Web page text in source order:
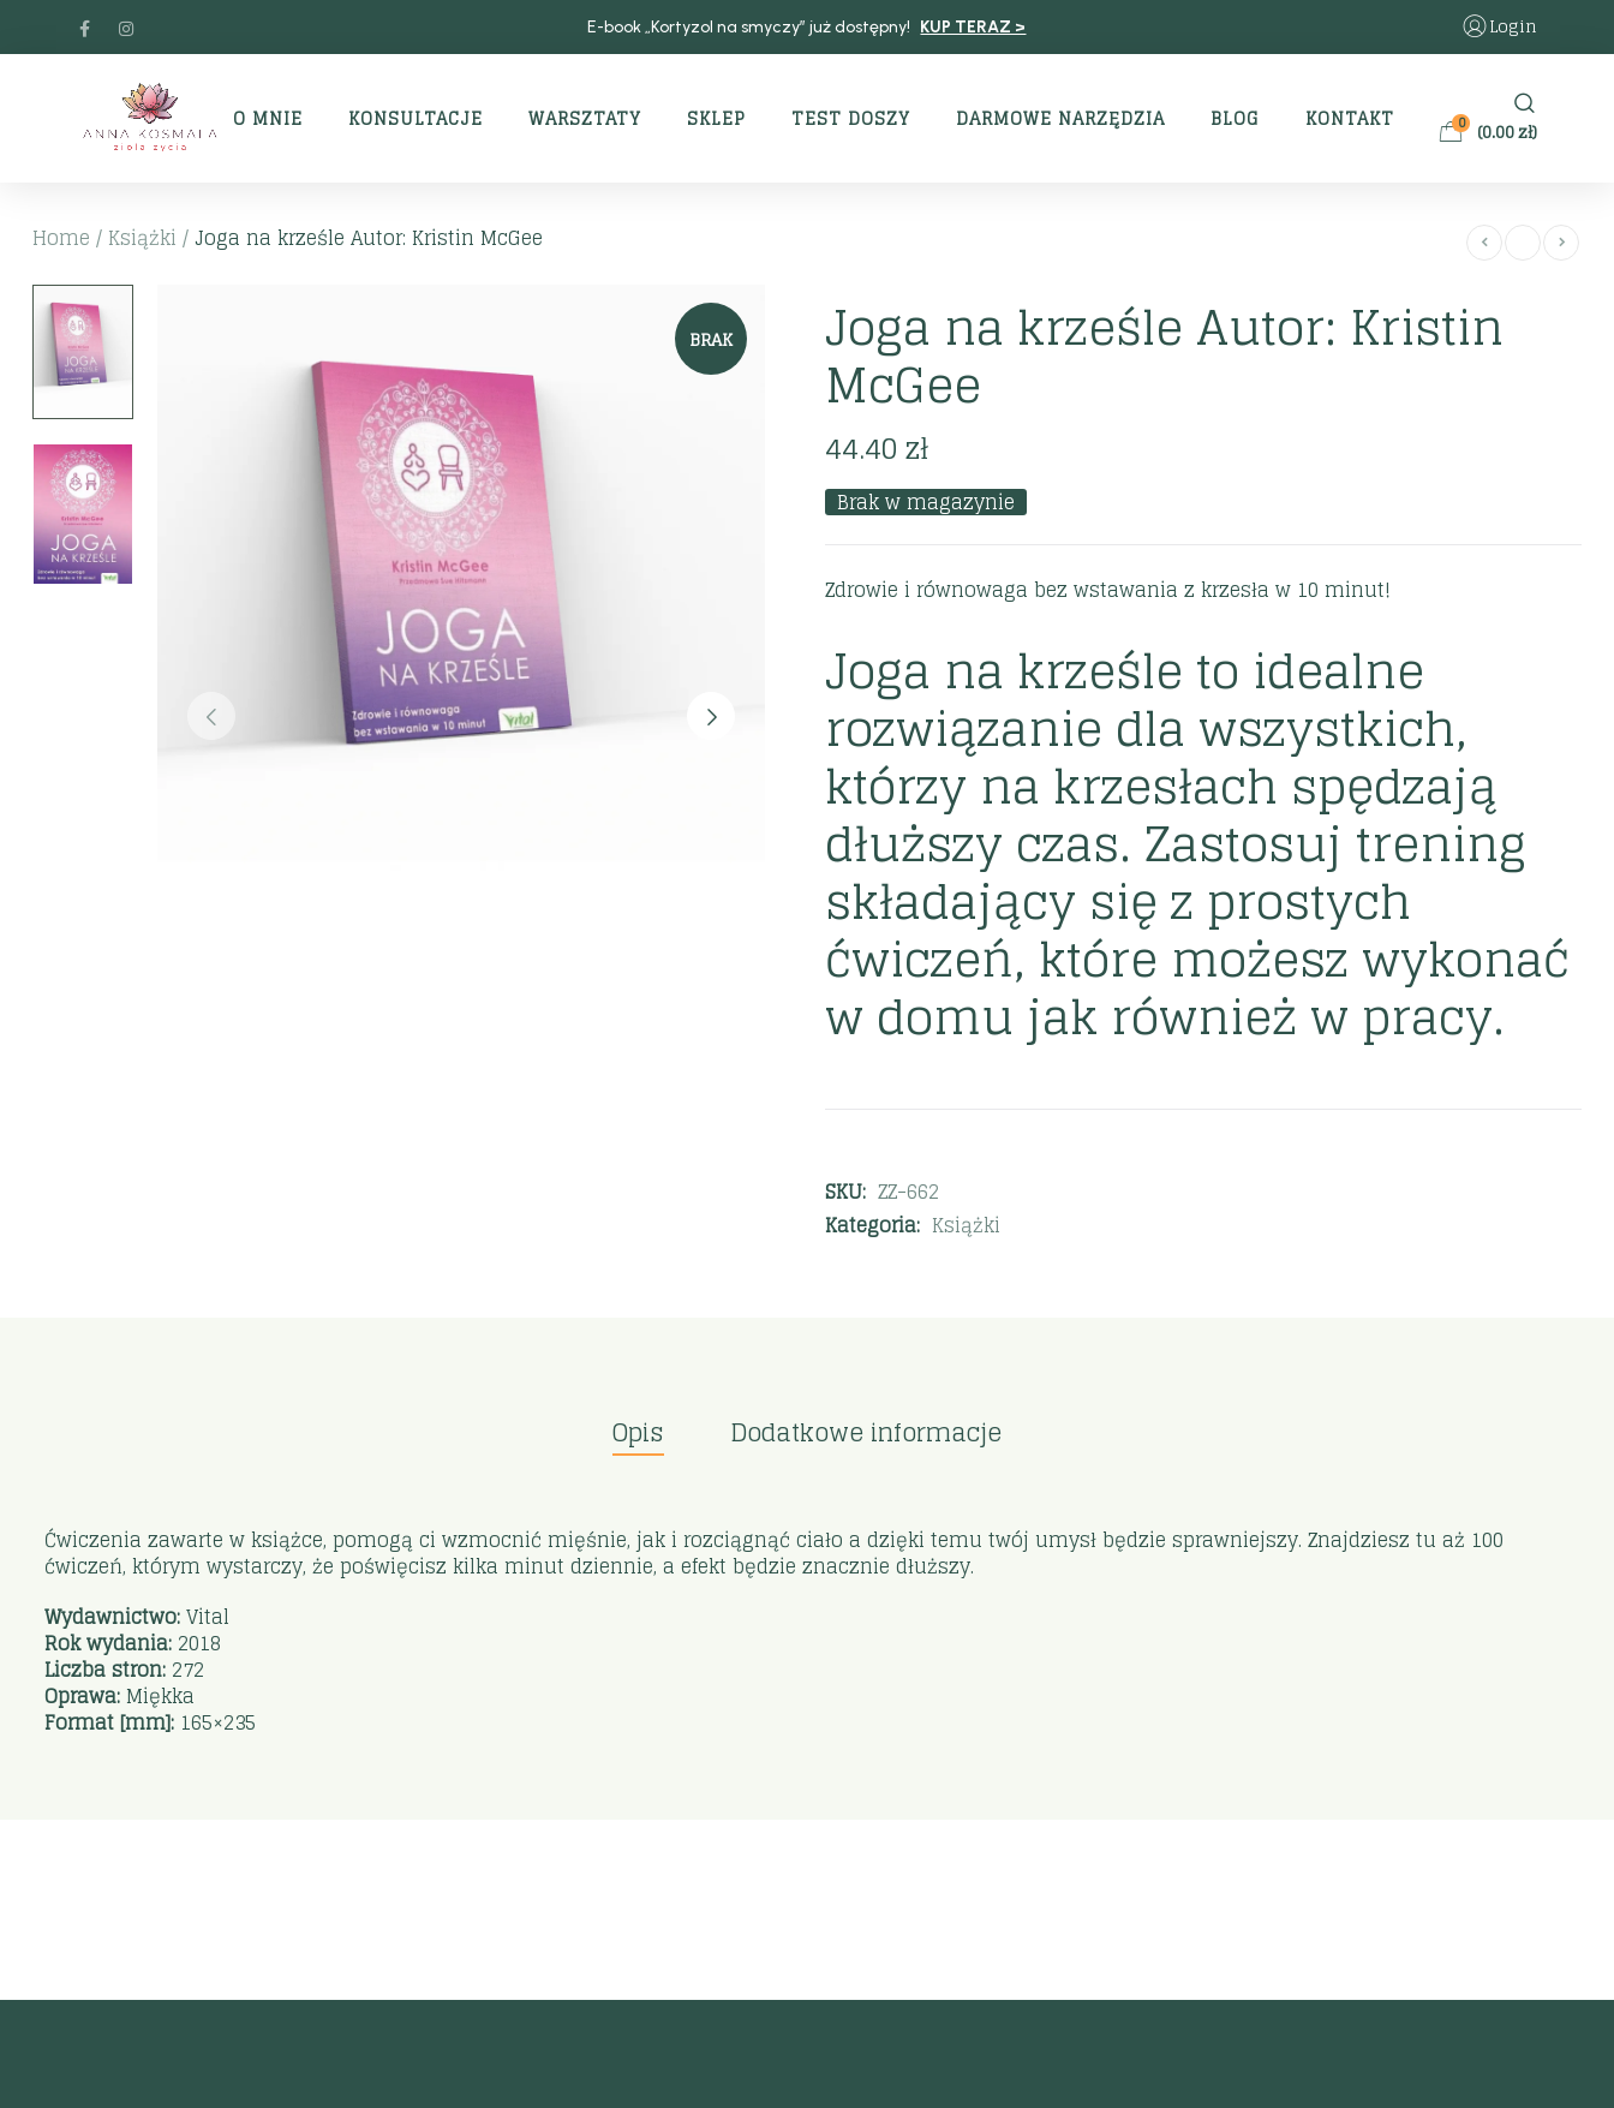
E-book „Kortyzol na smyczy” już dostępny! KUP TERAZ > Login
O MNIE KONSULTACJE WARSZTATY SKLEP TEST DOSZY DARMOWE NARZĘDZIA BLOG KONTAKT 0 (0.00zł)
Home / Książki /Joga na krześle Autor: Kristin McGee
BRAK Joga na krześle Autor: Kristin
McGee
44.40zł
Brak w magazynie
Zdrowie i równowaga bez wstawania z krzesła w 10 minut!
Joga na krześle to idealne
rozwiązanie dla wszystkich,
którzy na krzesłach spędzają
dłuższy czas. Zastosuj trening
składający się z prostych
ćwiczeń, które możesz wykonać
w domu jak również w pracy.
SKU: ZZ-662
Kategoria: Książki
Opis Dodatkowe informacje
Ćwiczenia zawarte w książce, pomogą ci wzmocnić mięśnie, jak i rozciągnąć ciało a dzięki temu twój umysł będzie sprawniejszy. Znajdziesz tu aż 100
ćwiczeń, którym wystarczy, że poświęcisz kilka minut dziennie, a efekt będzie znacznie dłuższy.
Wydawnictwo:Vital
Rok wydania: 2018
Liczba stron: 272
Oprawa: Miękka
Format [mm]: 165×235